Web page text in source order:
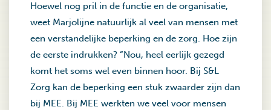
Hoewel nog pril in de functie en de organisatie,
weet Marjolijne natuurlijk al veel van mensen met
een verstandelijke beperking en de zorg. Hoe zijn
de eerste indrukken? “Nou, heel eerlijk gezegd
komt het soms wel even binnen hoor. Bij S&L
Zorg kan de beperking een stuk zwaarder zijn dan
bij MEE. Bij MEE werkten we veel voor mensen